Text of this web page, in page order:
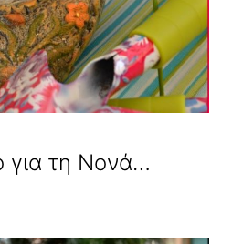
για τη Νονά…